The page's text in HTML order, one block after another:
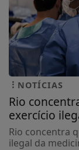
NOTÍCIAS
Rio
exercício
Rio concentra
ilegal da